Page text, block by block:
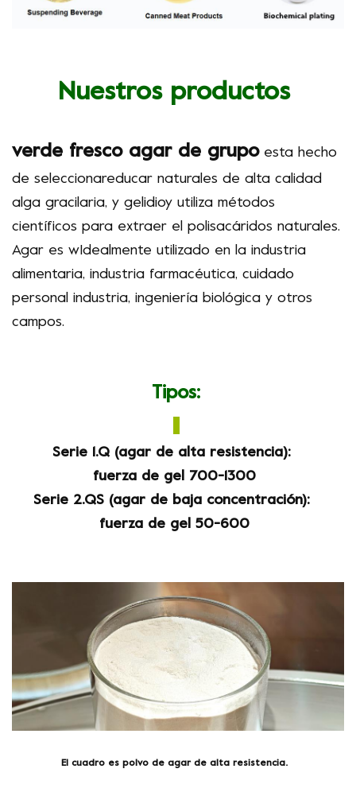
Nuestros productos
verde fresco agar de grupoesta hecho
de seleccionareducar naturales de alta calidad
alga gracilaria, y gelidioy utiliza métodos
científicos para extraer el polisacáridos naturales.
Agar es w Idealmente utilizado en la industria
alimentaria, industria farmacéutica, cuidado
personal industria, ingeniería biológica y otros
campos.
Tipos:
Serie 1.Q (agar de alta resistencia):
fuerza de gel 700-1300
Serie 2.QS (agar de baja concentración):
fuerza de gel 50-600
El cuadro es polvo de agar de alta resistencia.